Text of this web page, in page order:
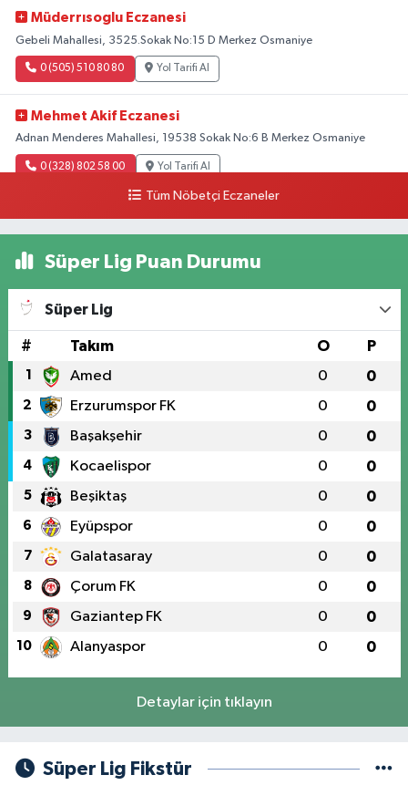
Müderrısoglu Eczanesi
Gebeli Mahallesi, 3525.Sokak No:15 D Merkez Osmaniye
0 (505) 510 80 80 Yol Tarifi Al
Mehmet Akif Eczanesi
Adnan Menderes Mahallesi, 19538 Sokak No:6 B Merkez Osmaniye
0 (328) 802 58 00 Yol Tarifi Al
Tüm Nöbetçi Eczaneler
Süper Lig Puan Durumu
Süper Lig
# Takım O P
1 Amed 0 0
2 Erzurumspor FK 0 0
3 Başakşehir 0 0
4 Kocaelispor 0 0
5 Beşiktaş 0 0
6 Eyüpspor 0 0
7 Galatasaray 0 0
8 Çorum FK 0 0
9 Gaziantep FK 0 0
10 Alanyaspor 0 0
Detaylar için tıklayın
Süper Lig Fikstür